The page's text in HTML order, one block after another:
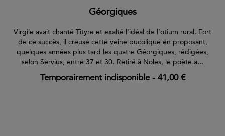
Géorgiques
Virgile avait chanté Tityre et exalté l'idéal de l’otium rural. Fort
de ce succès, il creuse cette veine bucolique en proposant,
quelques années plus tard les quatre Géorgiques, rédigées,
selon Servius, entre 37 et 30. Retiré à Noles, le poète a...
Temporairement indisponible- 41,00 €